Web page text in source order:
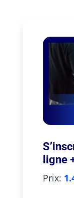
ligne
Prix: